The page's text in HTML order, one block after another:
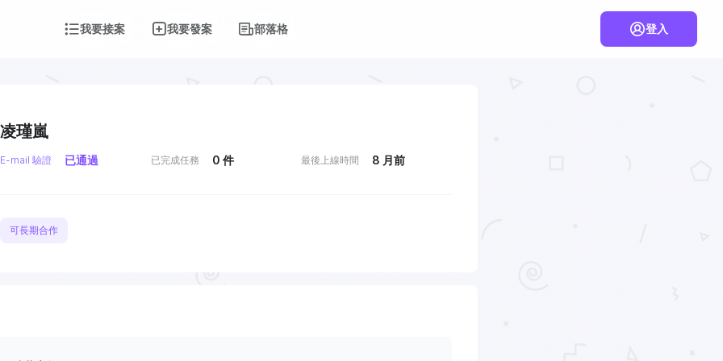
我要接案 我要發案 部落格 登入
凌瑾嵐
E-mail 驗證 已通過 已完成任務 0 件 最後上線時間 8 月前
可長期合作